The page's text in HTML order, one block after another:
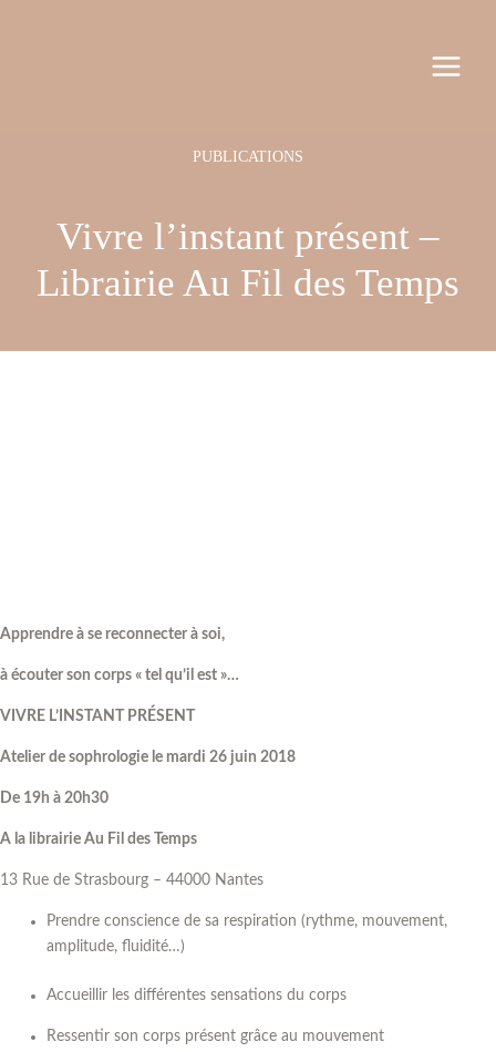
Vivre l’instant présent –
Librairie Au Fil des Temps
Apprendre à se reconnecter à soi,
à écouter son corps « tel qu’il est »…
VIVRE L’INSTANT PRÉSENT
Atelier de sophrologie le mardi 26 juin 2018
De 19h à 20h30
A la librairie Au Fil des Temps
13 Rue de Strasbourg – 44000 Nantes
Prendre conscience de sa respiration (rythme, mouvement,
amplitude, fluidité…)
Accueillir les différentes sensations du corps
Ressentir son corps présent grâce au mouvement